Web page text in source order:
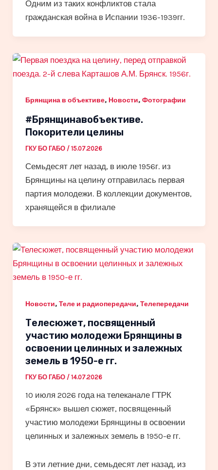
Одним из таких конфликтов стала
гражданская война в Испании 1936-1939гг.
Брянщина в объективе, Новости, Фотографии
#Брянщинавобъективе.
Покорители целины
ГКУ БО ГАБО / 15.07.2026
Семьдесят лет назад, в июле 1956г. из
Брянщины на целину отправилась первая
партия молодежи. В коллекции документов,
хранящейся в филиале
Новости, Теле и радиопередачи, Телепередачи
Телесюжет, посвященный
участию молодежи Брянщины в
освоении целинных и залежных
земель в 1950-е гг.
ГКУ БО ГАБО / 14.07.2026
10 июля 2026 года на телеканале ГТРК
«Брянск» вышел сюжет, посвященный
участию молодежи Брянщины в освоении
целинных и залежных земель в 1950-е гг.
В эти летние дни, семьдесят лет назад, из